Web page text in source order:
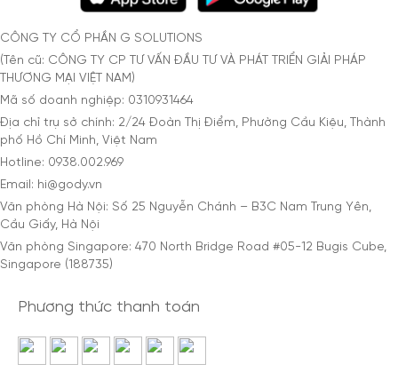
CÔNG TY CỔ PHẦN G SOLUTIONS
(Tên cũ: CÔNG TY CP TƯ VẤN ĐẦU TƯ VÀ PHÁT TRIỂN GIẢI PHÁP
THƯƠNG MẠI VIỆT NAM)
Mã số doanh nghiệp: 0310931464
Địa chỉ trụ sở chính: 2/24 Đoàn Thị Điểm, Phường Cầu Kiệu, Thành
phố Hồ Chí Minh, Việt Nam
Hotline: 0938.002.969
Email: hi@gody.vn
Văn phòng Hà Nội: Số 25 Nguyễn Chánh – B3C Nam Trung Yên,
Cầu Giấy, Hà Nội
Văn phòng Singapore: 470 North Bridge Road #05-12 Bugis Cube,
Singapore (188735)
Phương thức thanh toán